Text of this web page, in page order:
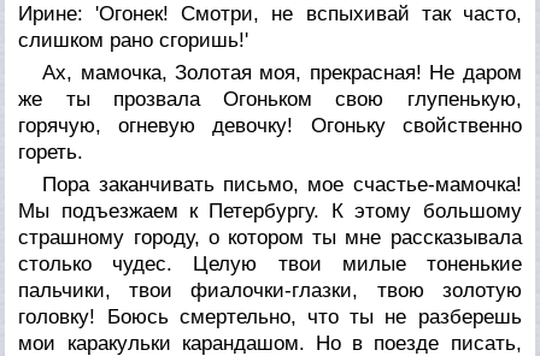
Ирине: 'Огонек! Смотри, не вспыхивай так часто,
слишком рано сгоришь!'
Ах, мамочка, Золотая моя, прекрасная! Не даром
же ты прозвала Огоньком свою глупенькую,
горячую, огневую девочку! Огоньку свойственно
гореть.
Пора заканчивать письмо, мое счастье-мамочка!
Мы подъезжаем к Петербургу. К этому большому
страшному городу, о котором ты мне рассказывала
столько чудес. Целую твои милые тоненькие
пальчики, твои фиалочки-глазки, твою золотую
головку! Боюсь смертельно, что ты не разберешь
мои каракульки карандашом. Но в поезде писать,